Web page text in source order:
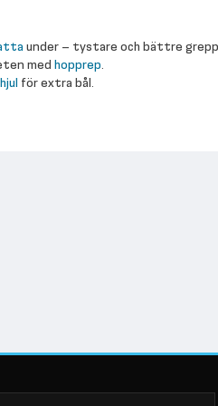
under – tystare och bättre
med hopprep.
för extra bål.